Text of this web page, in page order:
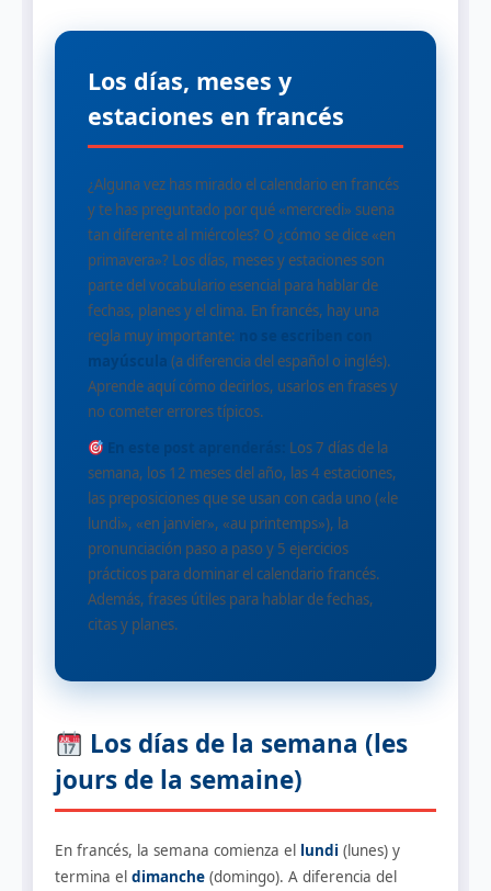
Los días, meses y
estaciones en francés
¿Alguna vez has mirado el calendario en francés
y te has preguntado por qué «mercredi» suena
tan diferente al miércoles? O ¿cómo se dice «en
primavera»? Los días, meses y estaciones son
parte del vocabulario esencial para hablar de
fechas, planes y el clima. En francés, hay una
regla muy importante: no se escriben con
mayúscula (a diferencia del español o inglés).
Aprende aquí cómo decirlos, usarlos en frases y
no cometer errores típicos.
En este post aprenderás:
Los 7 días de la
semana, los 12 meses del año, las 4 estaciones,
las preposiciones que se usan con cada uno («le
lundi», «en janvier», «au printemps»), la
pronunciación paso a paso y 5 ejercicios
prácticos para dominar el calendario francés.
Además, frases útiles para hablar de fechas,
citas y planes.
Los días de la semana (les
jours de la semaine)
En francés, la semana comienza el lundi (lunes) y
termina el dimanche (domingo). A diferencia del